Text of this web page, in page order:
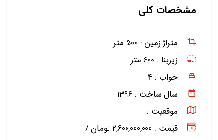
مشخصات کلی
متراژ زمین : 500 متر
زیربنا : 600 متر
خواب : 4
سال ساخت : 1396
موقعیت :
قیمت : 2,600,000,000 تومان /